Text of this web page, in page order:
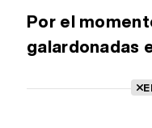
Por el
galardonadas